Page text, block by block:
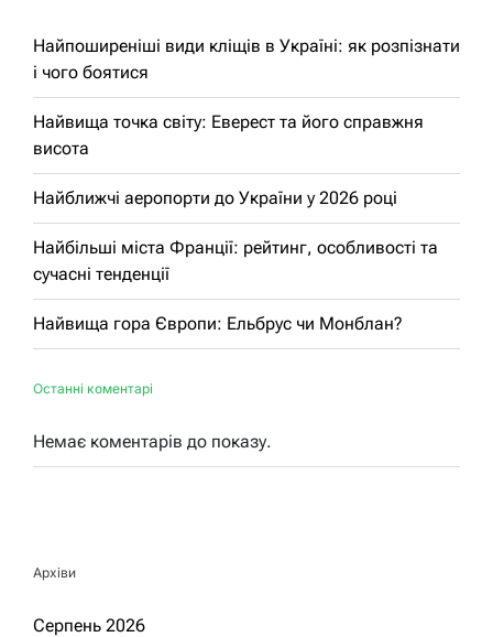
Найпоширеніші види кліщів в Україні: як розпізнати
і чого боятися
Найвища точка світу: Еверест та його справжня
висота
Найближчі аеропорти до України у 2026 році
Найбільші міста Франції: рейтинг, особливості та
сучасні тенденції
Найвища гора Європи: Ельбрус чи Монблан?
Останні коментарі
Немає коментарів до показу.
Архіви
Серпень 2026